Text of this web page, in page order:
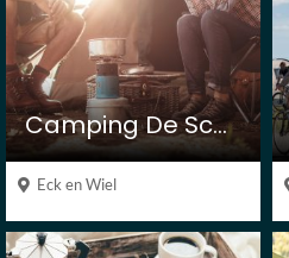
Camping De Schans
Eck en Wiel